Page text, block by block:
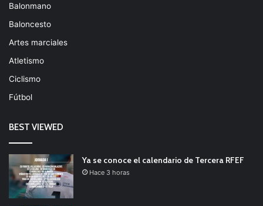
Balonmano
Baloncesto
Artes marciales
Atletismo
Ciclismo
Fútbol
BEST VIEWED
Ya se conoce el calendario de Tercera RFEF
Hace 3 horas